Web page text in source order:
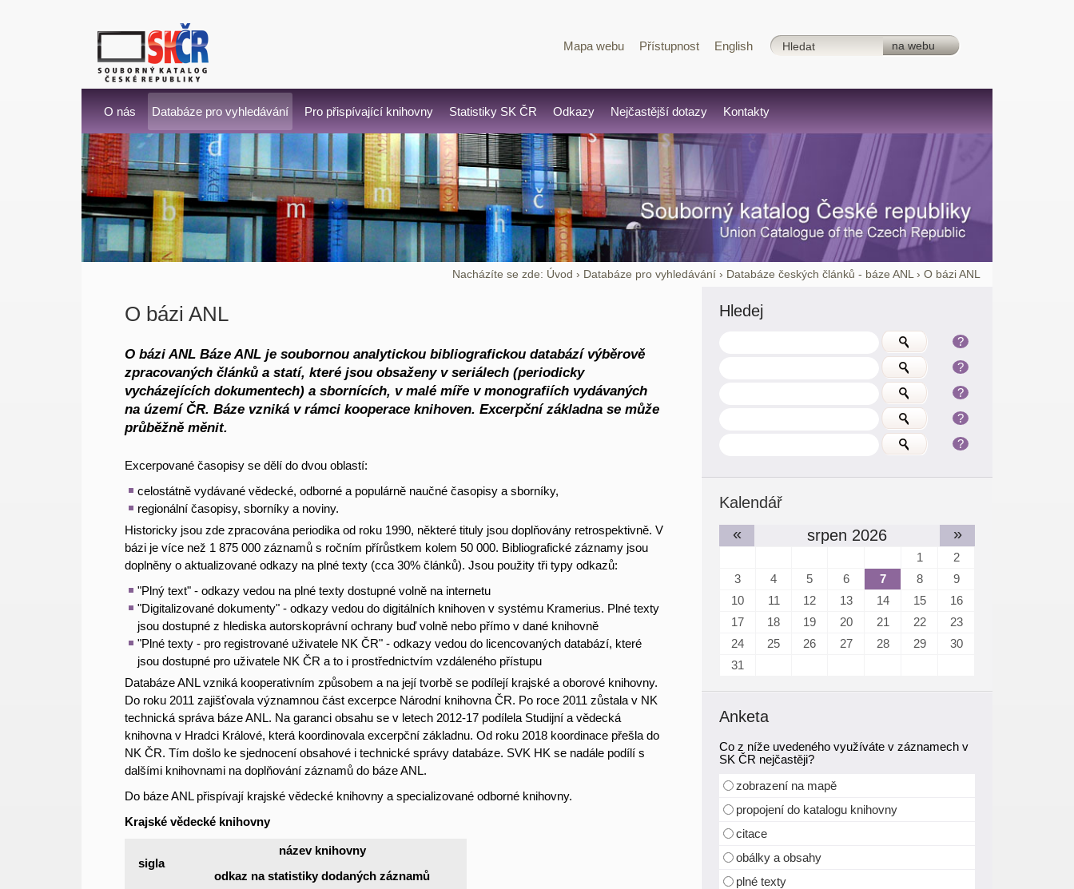
Mapa webu Přístupnost English
O nás Databáze pro vyhledávání Pro přispívající knihovny Statistiky SK ČR Odkazy Nejčastější dotazy Kontakty
Nacházíte se zde: Úvod › Databáze pro vyhledávání › Databáze českých článků - báze ANL ›O bázi ANL
O bázi ANL
O bázi ANL Báze ANL je soubornou analytickou bibliografickou databází výběrově
zpracovaných článků a statí, které jsou obsaženy v seriálech (periodicky
vycházejících dokumentech) a sbornících, v malé míře v monografiích vydávaných
na území ČR. Báze vzniká v rámci kooperace knihoven. Excerpční základna se může
průběžně měnit.
Excerpované časopisy se dělí do dvou oblastí:
celostátně vydávané vědecké, odborné a populárně naučné časopisy a sborníky,
regionální časopisy, sborníky a noviny.
Historicky jsou zde zpracována periodika od roku 1990, některé tituly jsou doplňovány retrospektivně. V
bázi je více než 1 875 000 záznamů s ročním přírůstkem kolem 50 000. Bibliografické záznamy jsou
doplněny o aktualizované odkazy na plné texty (cca 30% článků). Jsou použity tři typy odkazů:
"Plný text" - odkazy vedou na plné texty dostupné volně na internetu
"Digitalizované dokumenty" - odkazy vedou do digitálních knihoven v systému Kramerius. Plné texty
jsou dostupné z hlediska autorskoprávní ochrany buď volně nebo přímo v dané knihovně
"Plné texty - pro registrované uživatele NK ČR" - odkazy vedou do licencovaných databází, které
jsou dostupné pro uživatele NK ČR a to i prostřednictvím vzdáleného přístupu
Databáze ANL vzniká kooperativním způsobem a na její tvorbě se podílejí krajské a oborové knihovny.
Do roku 2011 zajišťovala významnou část excerpce Národní knihovna ČR. Po roce 2011 zůstala v NK
technická správa báze ANL. Na garanci obsahu se v letech 2012-17 podílela Studijní a vědecká
knihovna v Hradci Králové, která koordinovala excerpční základnu. Od roku 2018 koordinace přešla do
NK ČR. Tím došlo ke sjednocení obsahové i technické správy databáze. SVK HK se nadále podílí s
dalšími knihovnami na doplňování záznamů do báze ANL.
Do báze ANL přispívají krajské vědecké knihovny a specializované odborné knihovny.
Krajské vědecké knihovny
sigla
název knihovny
odkaz na statistiky dodaných záznamů
Hledej
?
?
?
?
?
Kalendář
«
srpen 2026 »
1
2
3
4 5 6 7 8
9
10
11 12 13 14 15
16
17
18 19 20 21 22
23
24
25 26 27 28 29
30
31
Anketa
Co z níže uvedeného využíváte v záznamech v
SK ČR nejčastěji?
zobrazení na mapě
propojení do katalogu knihovny
citace
obálky a obsahy
plné texty